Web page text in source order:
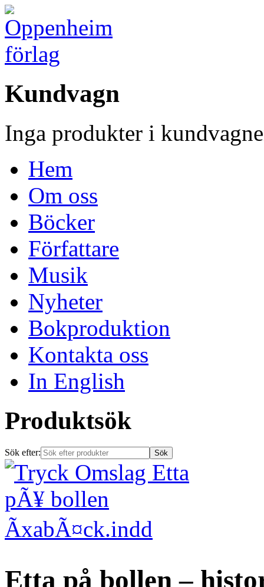
Kundvagn
Inga produkter i
Hem
Om oss
Böcker
Författare
Musik
Nyheter
Bokproduktion
Kontakta oss
In English
Produktsök
Sök efter:
Etta på bollen –